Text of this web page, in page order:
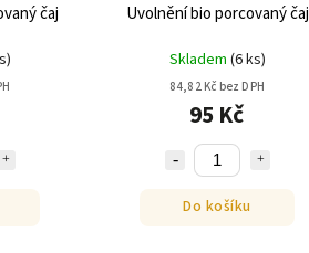
čaj
)
Uvolnění bio porcovaný čaj
Skladem (6 ks)
84,82 Kč bez DPH
95 Kč
Do košíku